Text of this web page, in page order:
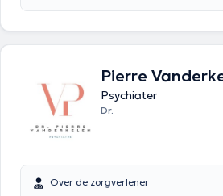
Pierre
Psychiater
Dr.
Over de zorgverlener